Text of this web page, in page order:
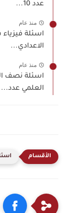
عدد 10...
منذ عام
الاعدادي...
منذ عام
العلمي عدد...